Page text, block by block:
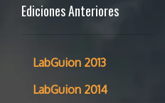
Ediciones Anteriores
LabGuion 2013
LabGuion 2014